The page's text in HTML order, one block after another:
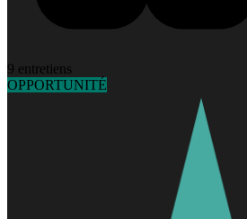
9 entretiens
OPPORTUNITÉ